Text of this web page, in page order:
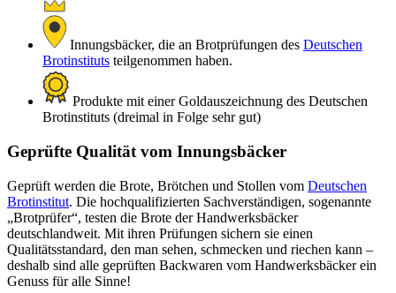
Innungsbäcker, die an Brotprüfungen des Deutschen
Brotinstituts teilgenommen haben.
Produkte mit einer Goldauszeichnung des Deutschen
Brotinstituts (dreimal in Folge sehr gut)
Geprüfte Qualität vom Innungsbäcker
Geprüft werden die Brote, Brötchen und Stollen vom Deutschen
Brotinstitut. Die hochqualifizierten Sachverständigen, sogenannte
„Brotprüfer“, testen die Brote der Handwerksbäcker
deutschlandweit. Mit ihren Prüfungen sichern sie einen
Qualitätsstandard, den man sehen, schmecken und riechen kann –
deshalb sind alle geprüften Backwaren vom Handwerksbäcker ein
Genuss für alle Sinne!